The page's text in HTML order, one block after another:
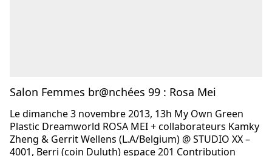
Salon Femmes br@nchées 99 : Rosa Mei
Le dimanche 3 novembre 2013, 13h My Own Green
Plastic Dreamworld ROSA MEI + collaborateurs Kamky
Zheng & Gerrit Wellens (L.A/Belgium) @ STUDIO XX –
4001, Berri (coin Duluth) espace 201 Contribution